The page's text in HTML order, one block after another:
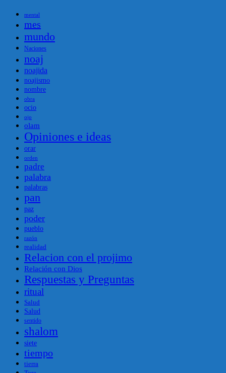
mental
mes
mundo
Naciones
noaj
noajida
noajismo
nombre
obra
ocio
ojo
olam
Opiniones e ideas
orar
orden
padre
palabra
palabras
pan
paz
poder
pueblo
razón
realidad
Relacion con el projimo
Relación con Dios
Respuestas y Preguntas
ritual
Salud
Salud
sentido
shalom
siete
tiempo
tierra